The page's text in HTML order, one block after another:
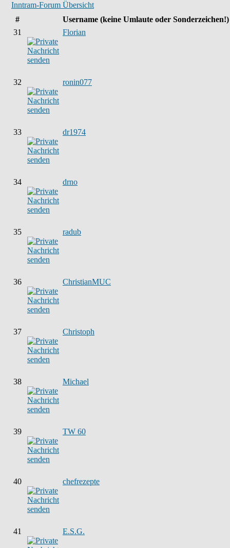
Inntram-Forum Übersicht
#
Username (keine Umlaute oder Sonderzeichen!)
31
Florian
32 ronin077
33 dr1974
34 drno
35 radub
36 ChristianMUC
37 Christoph
38 Michael
39 TW 60
40 chefrezepte
41 E.S.G.